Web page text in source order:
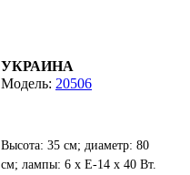
УКРАИНА
20506
Высота: 35 см; диаметр: 80
см; лампы: 6 х Е-14 х 40 Вт.